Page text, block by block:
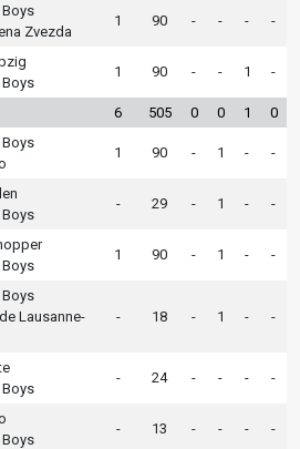
Zvezda
1 90 - - - -
1 90 - - 1 -
6 505 0 0 1 0
1 90 - 1 - -
- 29 - 1 - -
1 90 - 1 - -
Lausanne-
- 18 - 1 - -
- 24 - - - -
- 13 - - - -